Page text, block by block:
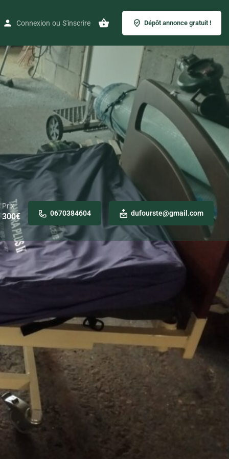
Connexion ou S'inscrire Dépôt annonce gratuit !
Prix
300€ 0670384604 dufourste@gmail.com
24-Dordogne, 24570, Le lardin saint lazare
vends lit médicalisé avec matelas gonflable